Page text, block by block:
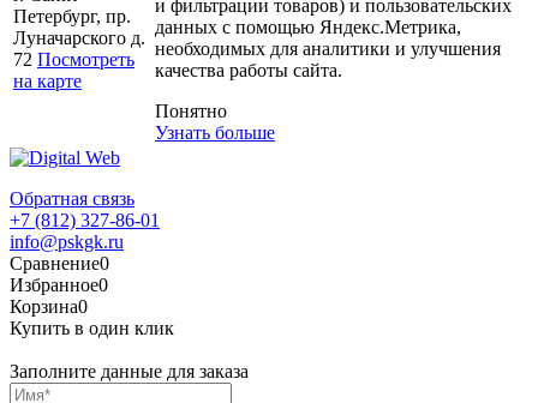
Петербург, пр.
Луначарского д.
72 Посмотреть
на карте
и фильтрации товаров) и пользовательских
данных с помощью Яндекс.Метрика,
необходимых для аналитики и улучшения
качества работы сайта.
Понятно
Узнать больше
Обратная связь
+7 (812) 327-86-01
info@pskgk.ru
Сравнение0
Избранное0
Корзина0
Купить в один клик
Заполните данные для заказа